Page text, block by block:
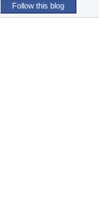
Follow this blog